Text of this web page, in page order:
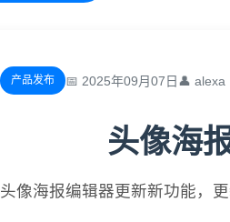
产品发布 📅 2025年09月07日👤 alexa
头像海
头像海报编辑器更新新功能，